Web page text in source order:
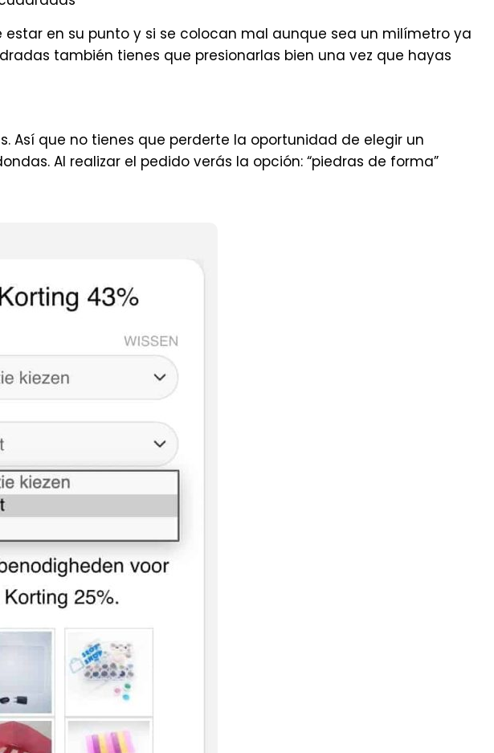
en su punto y si se colocan mal aunque sea un milímetro ya
también tienes que presionarlas bien una vez que hayas
Así que no tienes que perderte la oportunidad de elegir un
Al realizar el pedido verás la opción: “piedras de forma”